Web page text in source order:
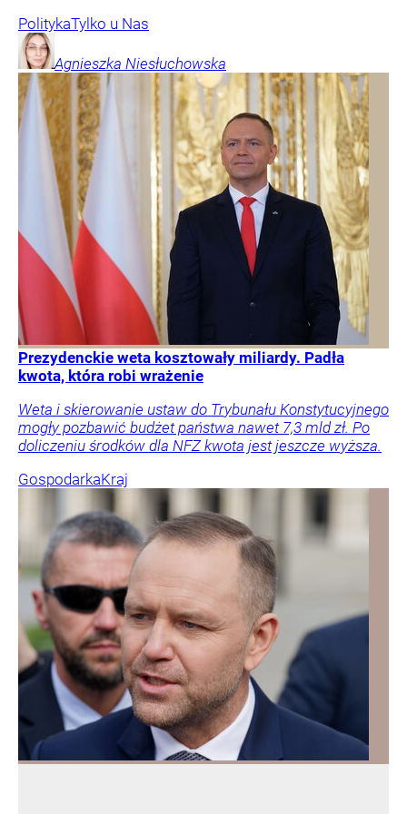
PolitykaTylko u Nas
Agnieszka Niesłuchowska
Prezydenckie weta kosztowały miliardy. Padła
kwota, która robi wrażenie
Weta i skierowanie ustaw do Trybunału Konstytucyjnego
mogły pozbawić budżet państwa nawet 7,3 mld zł. Po
doliczeniu środków dla NFZ kwota jest jeszcze wyższa.
GospodarkaKraj